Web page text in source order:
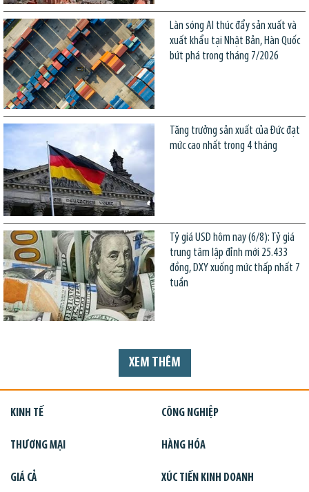
Làn sóng AI thúc đẩy sản xuất và
xuất khẩu tại Nhật Bản, Hàn Quốc
bứt phá trong tháng 7/2026
Tăng trưởng sản xuất của Đức đạt
mức cao nhất trong 4 tháng
Tỷ giá USD hôm nay (6/8): Tỷ giá
trung tâm lập đỉnh mới 25.433
đồng, DXY xuống mức thấp nhất 7
tuần
XEM THÊM
KINH TẾ CÔNG NGHIỆP
THƯƠNG MẠI HÀNG HÓA
GIÁ CẢ XÚC TIẾN KINH DOANH